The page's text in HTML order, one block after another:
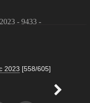
- 9433 -
2023 [558/605]
